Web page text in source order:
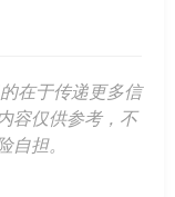
在于传递更多信
容仅供参考，不
自担。